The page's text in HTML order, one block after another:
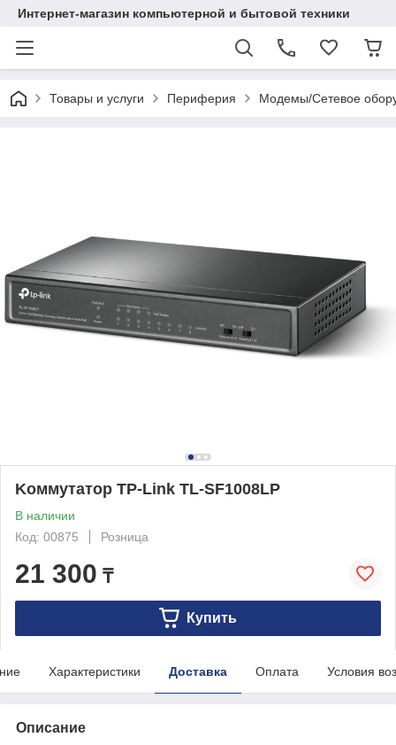
Интернет-магазин компьютерной и бытовой техники
Товары и услуги Периферия Модемы/Сетевое
Kоммутатор TP-Link TL-SF1008LP
В наличии
Код: 00875
Розница
21 300 ₸
Купить
Характеристики Доставка Оплата Условия
Описание